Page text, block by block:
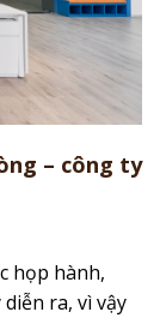
– công ty
họp hành,
ra, vì vậy